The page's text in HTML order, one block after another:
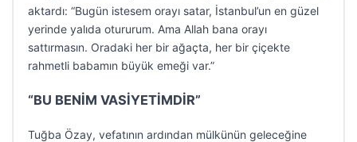
aktardı: “Bugün istesem orayı satar, İstanbul’un en güzel
yerinde yalıda otururum. Ama Allah bana orayı
sattırmasın. Oradaki her bir ağaçta, her bir çiçekte
rahmetli babamın büyük emeği var.”
“BU BENİM VASİYETİMDİR”
Tuğba Özay, vefatının ardından mülkünün geleceğine